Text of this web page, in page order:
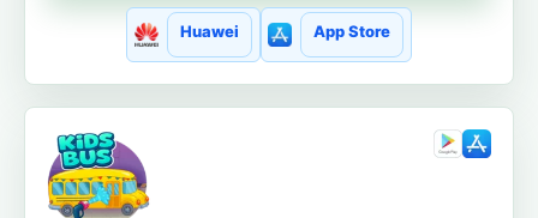
Huawei App Store